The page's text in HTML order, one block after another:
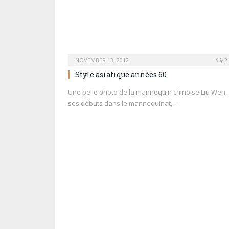
NOVEMBER 13, 2012 2
Style asiatique années 60
Une belle photo de la mannequin chinoise Liu Wen,
ses débuts dans le mannequinat,…